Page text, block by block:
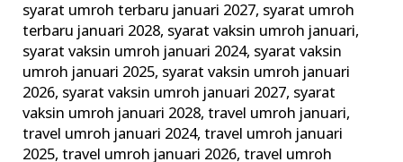
syarat umroh terbaru januari 2027, syarat umroh
terbaru januari 2028, syarat vaksin umroh januari,
syarat vaksin umroh januari 2024, syarat vaksin
umroh januari 2025, syarat vaksin umroh januari
2026, syarat vaksin umroh januari 2027, syarat
vaksin umroh januari 2028,travel umroh januari,
travel umroh januari 2024,travel umroh januari
2025,travel umroh januari 2026,travel umroh